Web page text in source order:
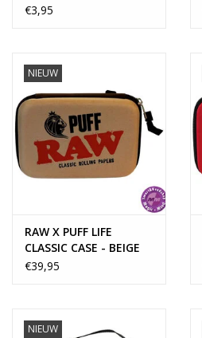
glazen tips
€3,95
NIEUW
RAW X PUFF LIFE
CLASSIC CASE - BEIGE
€39,95
NIEUW